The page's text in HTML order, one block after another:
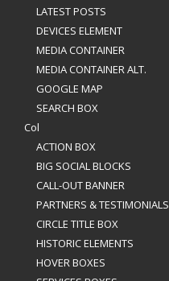
LATEST POSTS
DEVICES ELEMENT
MEDIA CONTAINER
MEDIA CONTAINER ALT.
GOOGLE MAP
SEARCH BOX
Col
ACTION BOX
BIG SOCIAL BLOCKS
CALL-OUT BANNER
PARTNERS & TESTIMONIALS
CIRCLE TITLE BOX
HISTORIC ELEMENTS
HOVER BOXES